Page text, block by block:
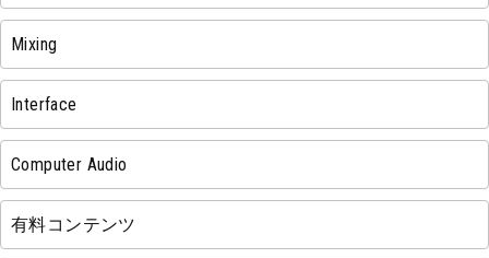
Mixing
Interface
Computer Audio
有料コンテンツ